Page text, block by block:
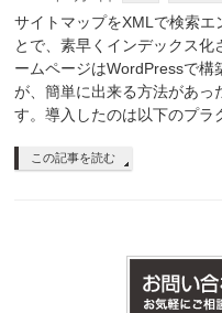
サイトマップをXMLで検索エ
とで、素早くインデックス化
ームページはWordPressで構
が、簡単に出来る方法があっ
す。導入したのは以下のプラ
この記事を読む